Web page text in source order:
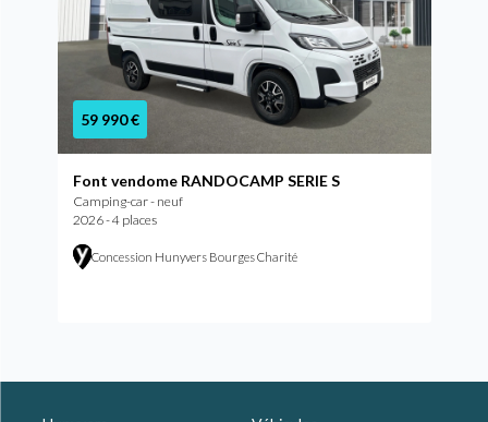
59 990 €
Font vendome RANDOCAMP SERIE S
Camping-car - neuf
2026 - 4 places
Concession Hunyvers Bourges Charité